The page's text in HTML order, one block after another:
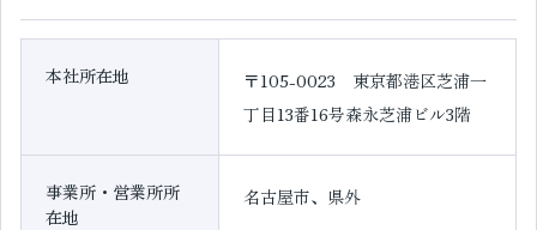
本社所在地
〒105-0023 東京都港区芝浦一
丁目13番16号森永芝浦ビル3階
事業所・営業所所
在地
名古屋市、県外